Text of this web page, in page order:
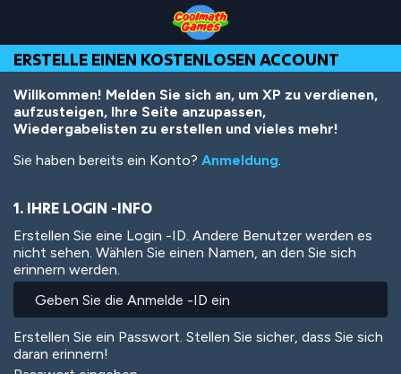
Top
of
Page
Navigation
Main
Content
Footer
Inhalt
ERSTELLE EINEN KOSTENLOSEN ACCOUNT
Willkommen! Melden Sie sich an, um XP zu verdienen,
aufzusteigen, Ihre Seite anzupassen,
Wiedergabelisten zu erstellen und vieles mehr!
Sie haben bereits ein Konto? Anmeldung.
1. IHRE LOGIN -INFO
Erstellen Sie eine Login -ID. Andere Benutzer werden es
nicht sehen. Wählen Sie einen Namen, an den Sie sich
erinnern werden.
Erstellen Sie ein Passwort. Stellen Sie sicher, dass Sie sich
daran erinnern!